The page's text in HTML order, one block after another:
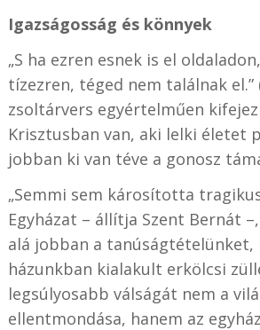
Igazságosság és könnyek
„S ha ezren esnek is el
tízezren, téged nem találnak el.”
zsoltárvers egyértelműen
Krisztusban van, aki lelki életet
jobban ki van téve a gonosz
„Semmi sem károsította
Egyházat – állítja Szent Bernát
alá jobban a tanúságtételünket,
házunkban kialakult erkölcsi
legsúlyosabb válságát nem a
ellentmondása, hanem az